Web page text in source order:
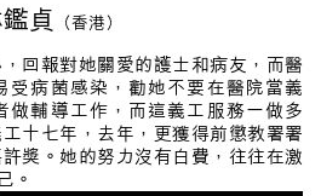
貞 （香港）
回報對她關愛的護士和病友，而醫
受病菌感染，勸她不要在醫院當義
做輔導工作，而這義工服務一做多
十七年，去年，更獲得前懲教署署
獎。她的努力沒有白費，往往在激
。